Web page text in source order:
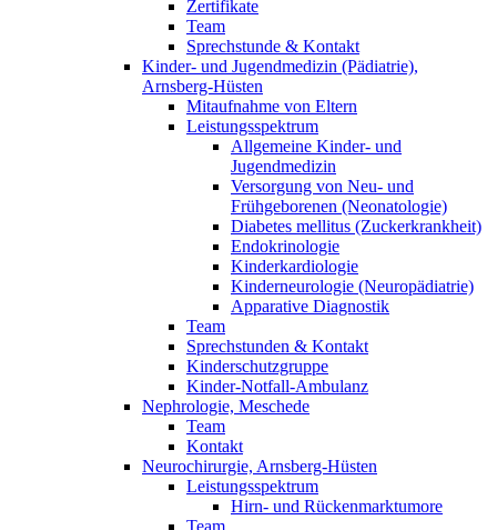
Zertifikate
Team
Sprechstunde & Kontakt
Kinder- und Jugendmedizin (Pädiatrie),
Arnsberg-Hüsten
Mitaufnahme von Eltern
Leistungsspektrum
Allgemeine Kinder- und
Jugendmedizin
Versorgung von Neu- und
Frühgeborenen (Neonatologie)
Diabetes mellitus (Zuckerkrankheit)
Endokrinologie
Kinderkardiologie
Kinderneurologie (Neuropädiatrie)
Apparative Diagnostik
Team
Sprechstunden & Kontakt
Kinderschutzgruppe
Kinder-Notfall-Ambulanz
Nephrologie, Meschede
Team
Kontakt
Neurochirurgie, Arnsberg-Hüsten
Leistungsspektrum
Hirn- und Rückenmarktumore
Team